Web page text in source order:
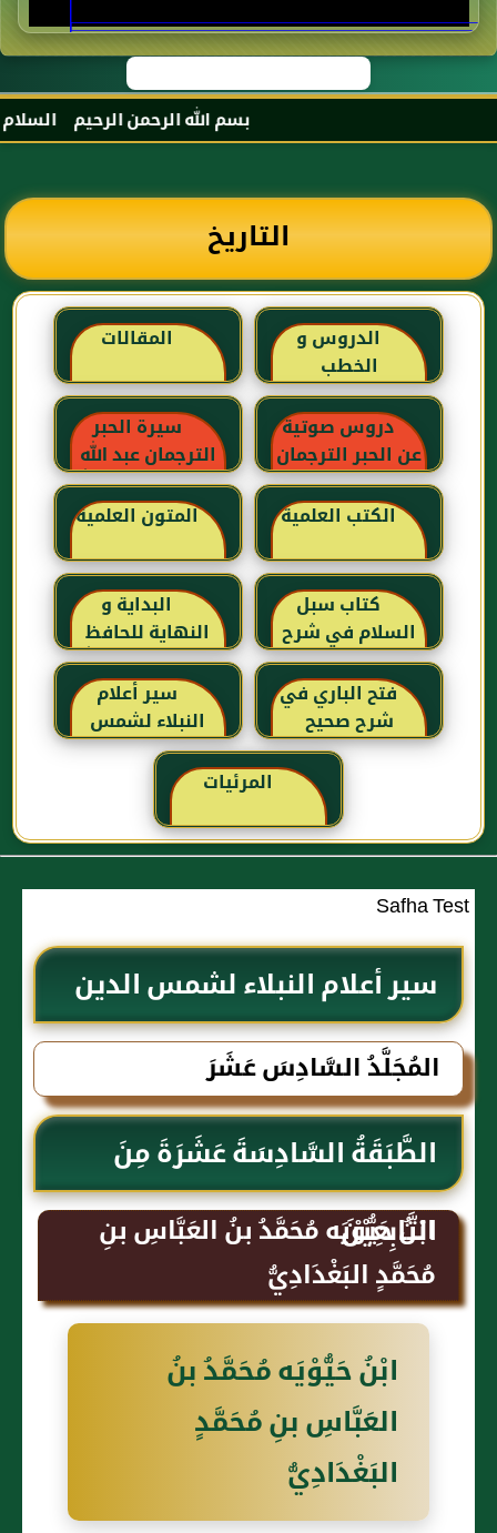
بسم الله الرحمن الرحيم السلام
التاريخ
الدروس و
الخطب
المقالات
دروس صوتية
عن الحبر الترجمان
سيرة الحبر
الترجمان عبد الله
بن عباس رضي الله
عنهما
الكتب العلمية المتون العلمية
كتاب سبل
السلام في شرح
بلوغ المرام للإمام
الصنعاني رحمه
الله
البداية و
النهاية للحافظ
ابن كثير رحمه الله
تعالى
فتح الباري في
شرح صحيح
البخاري للحافظ
العسقلاني
سير أعلام
النبلاء لشمس
الدين الذهبي
المرئيات
Safha Test
سير أعلام النبلاء لشمس الدين
الذهبي
المُجَلَّدُ السَّادِسَ عَشَرَ
الطَّبَقَةُ السَّادِسَةَ عَشَرَةَ مِنَ
التَّابِعِيْنَ
ابْنُ حَيُّوْيَه مُحَمَّدُ بنُ العَبَّاسِ بنِ
مُحَمَّدٍ البَغْدَادِيُّ
ابْنُ حَيُّوْيَه مُحَمَّدُ بنُ
العَبَّاسِ بنِ مُحَمَّدٍ
البَغْدَادِيُّ